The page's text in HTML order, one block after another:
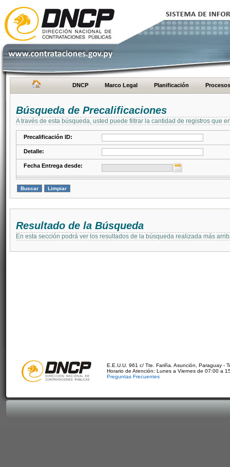
DNCP Marco Legal Planificación Procesos
Búsqueda de Precalificaciones
A través de esta búsqueda, usted puede filtrar la cantidad de registros que
Precalificación ID:
Detalle:
Fecha Entrega desde:
Resultado de la Búsqueda
En esta sección podrá ver los resultados de la búsqueda realizada más
E.E.U.U. 961 c/ Tte. Fariña. Asunción, Paraguay -
Horario de Atención: Lunes a Viernes de 07:00 a
Preguntas Frecuentes